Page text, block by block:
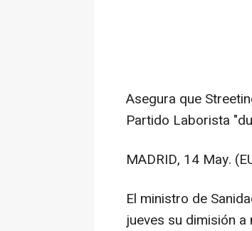
Asegura que
Partido Laborista
MADRID, 14 May.
El ministro de
jueves su dimisión